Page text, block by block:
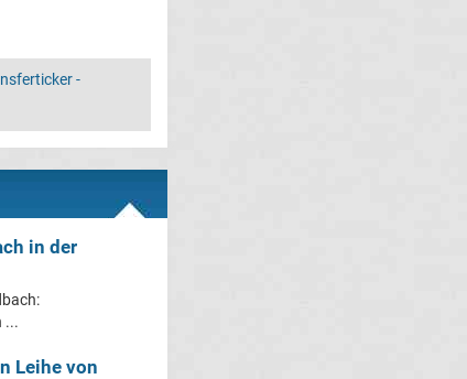
-
in der
...
Leihe von